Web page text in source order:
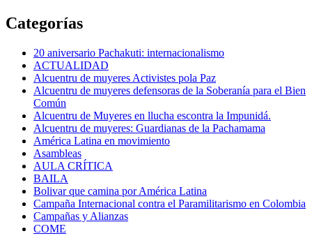
Categorías
20 aniversario Pachakuti: internacionalismo
ACTUALIDAD
Alcuentru de muyeres Activistes pola Paz
Alcuentru de muyeres defensoras de la Soberanía para el Bien
Común
Alcuentru de Muyeres en llucha escontra la Impunidá.
Alcuentru de muyeres: Guardianas de la Pachamama
América Latina en movimiento
Asambleas
AULA CRÍTICA
BAILA
Bolivar que camina por América Latina
Campaña Internacional contra el Paramilitarismo en Colombia
Campañas y Alianzas
COME